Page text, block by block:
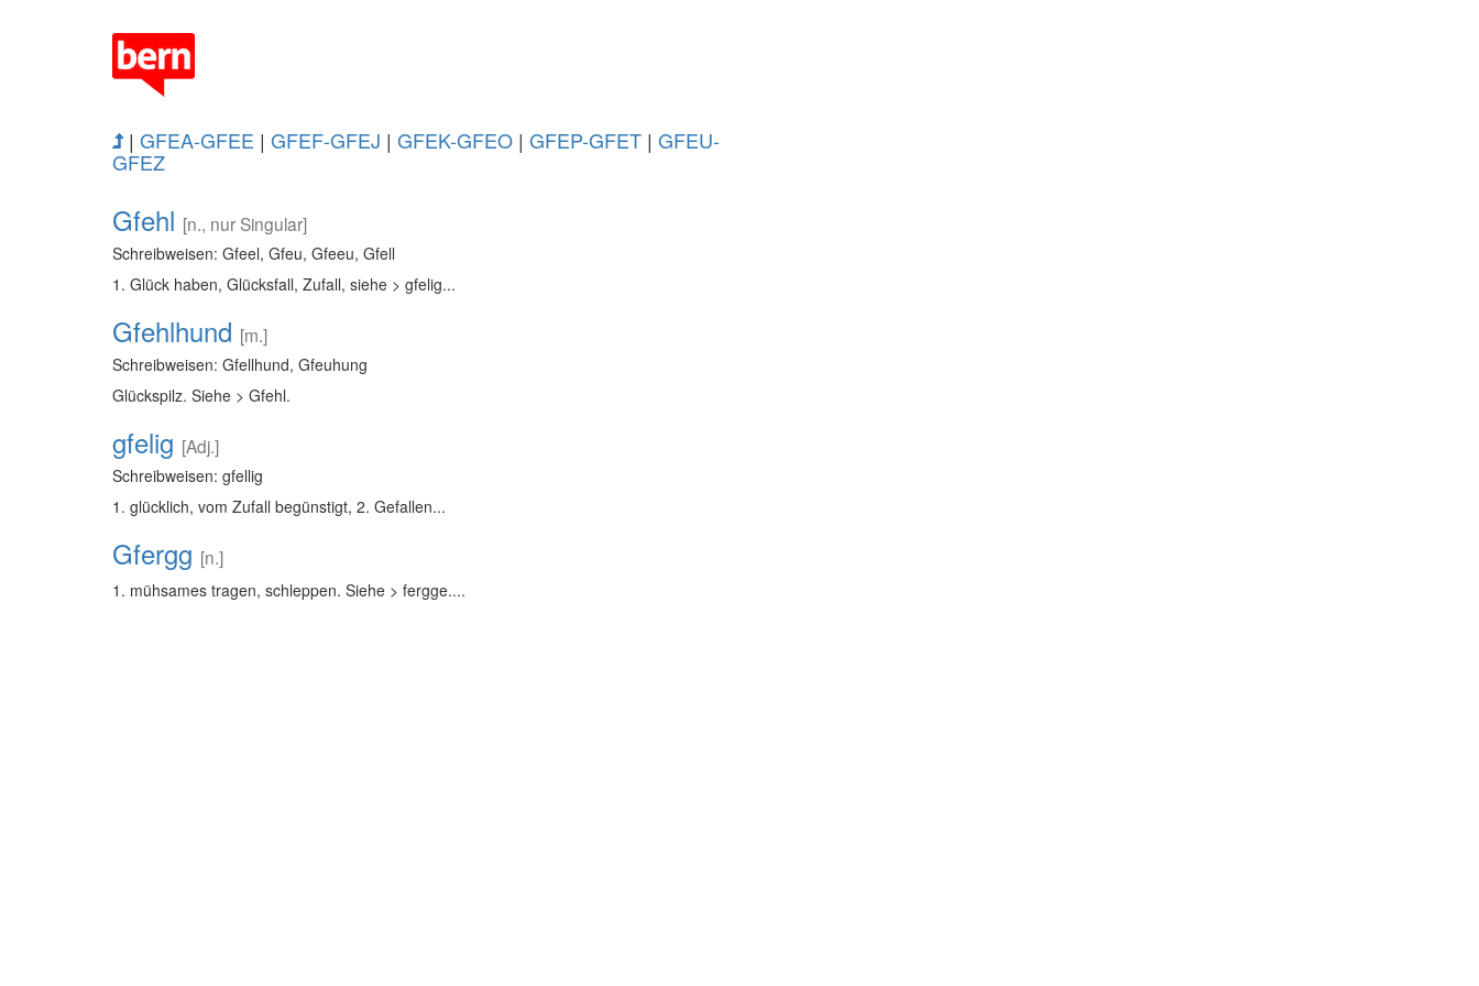
| GFEA-GFEE | GFEF-GFEJ | GFEK-GFEO | GFEP-GFET | GFEU-
GFEZ
Gfehl [n., nur Singular]
Schreibweisen: Gfeel, Gfeu, Gfeeu, Gfell
1. Glück haben, Glücksfall, Zufall, siehe > gfelig...
Gfehlhund [m.]
Schreibweisen: Gfellhund, Gfeuhung
Glückspilz. Siehe > Gfehl.
gfelig [Adj.]
Schreibweisen: gfellig
1. glücklich, vom Zufall begünstigt, 2. Gefallen...
Gfergg [n.]
1. mühsames tragen, schleppen. Siehe > fergge....